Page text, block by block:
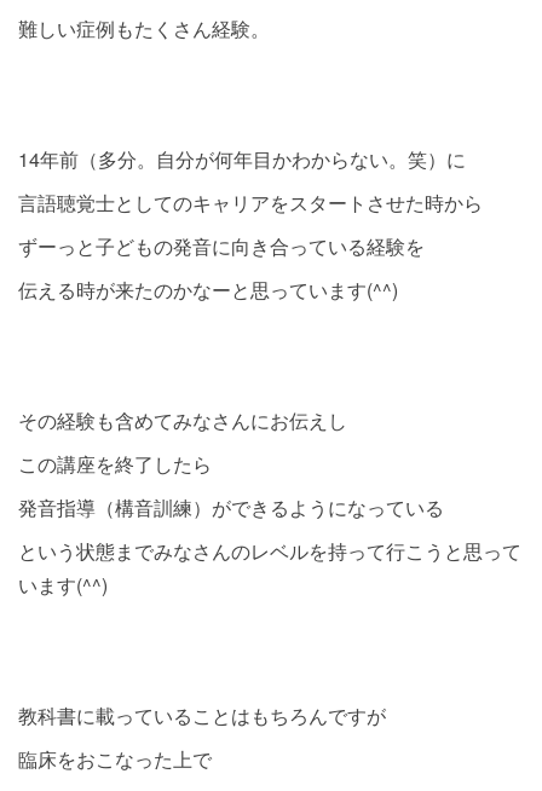
難しい症例もたくさん経験。
14年前（多分。自分が何年目かわからない。笑）に
言語聴覚士としてのキャリアをスタートさせた時から
ずーっと子どもの発音に向き合っている経験を
伝える時が来たのかなーと思っています(^^)
その経験も含めてみなさんにお伝えし
この講座を終了したら
発音指導（構音訓練）ができるようになっている
という状態までみなさんのレベルを持って行こうと思って
います(^^)
教科書に載っていることはもちろんですが
臨床をおこなった上で